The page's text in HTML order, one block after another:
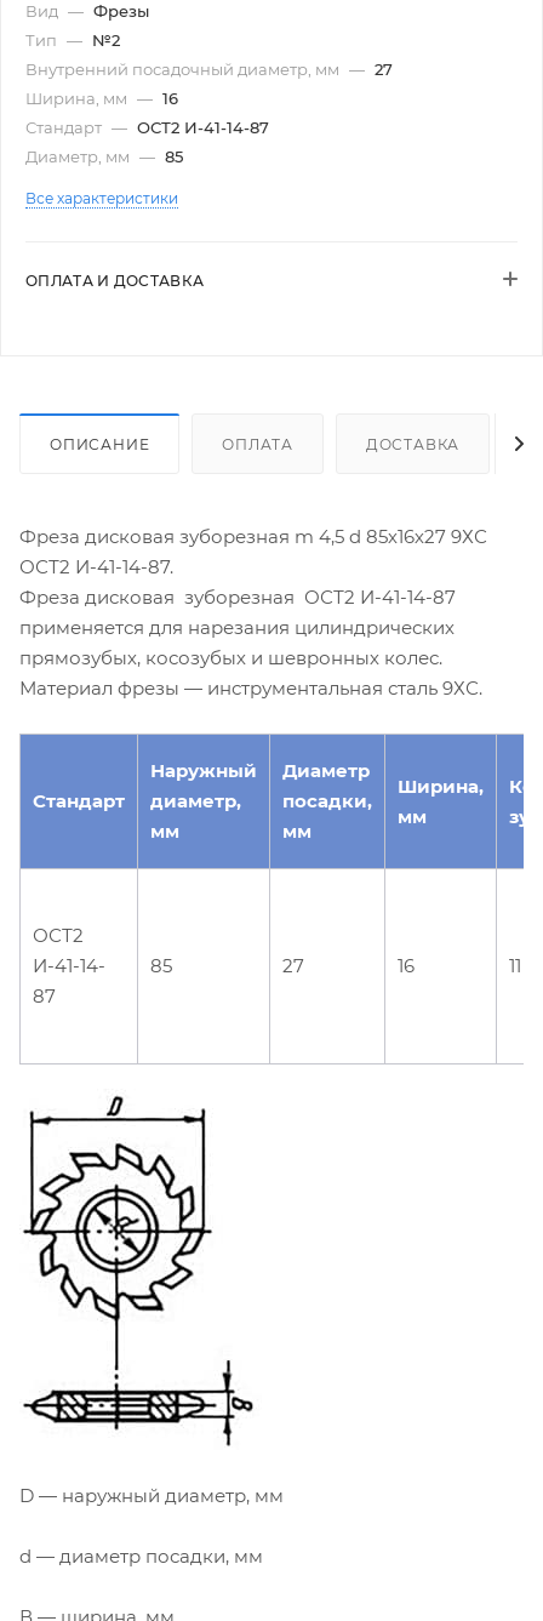
Вид — Фрезы
Тип — №2
Внутренний посадочный диаметр, мм — 27
Ширина, мм — 16
Стандарт — ОСТ2 И-41-14-87
Диаметр, мм — 85
Все характеристики
ОПЛАТА И ДОСТАВКА
ОПИСАНИЕ ОПЛАТА ДОСТАВКА
Фреза дисковая зуборезная m 4,5 d 85х16х27 9ХС
ОСТ2 И-41-14-87.
Фреза дисковая зуборезная ОСТ2 И-41-14-87
применяется для нарезания цилиндрических
прямозубых, косозубых и шевронных колес.
Материал фрезы — инструментальная сталь 9ХС.
Стандарт
Наружный
диаметр,
мм
Диаметр
посадки,
мм
Ширина,
мм
ОСТ2
И-41-14-
87
85 27 16 11
D — наружный диаметр, мм
d — диаметр посадки, мм